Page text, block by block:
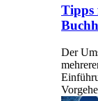
Tipps
Der